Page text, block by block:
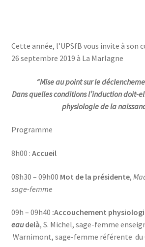
Cette année, l’UPSfB vous invite à son
26 septembre 2019 à La Marlagne
“Mise au point sur le
Dans quelles conditions l’induction doit-
physiologie de la
Programme
8h00 : Accueil
08h30 – 09h00 Mot de la présidente,
sage-femme
09h – 09h40 :Accouchement
eaudelà, S. Michel, sage-femme
Warnimont, sage-femme référente du